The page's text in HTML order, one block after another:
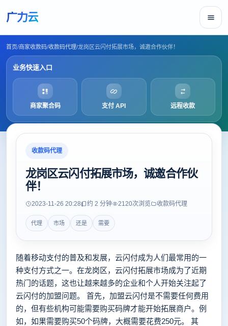
广力云
首页/商家收款码/收款码代理/龙岗区云闪付拓展市场，诚邀合作伙伴！
业务快速入口
商家聚合码 支付 API 远程收款
收款码代理
龙岗区云闪付拓展市场，诚邀合作伙
伴！
2023-11-26 20:28 约 2 分钟 2120次浏览 收款码代理
代理 市场 还是 需要
随着移动支付的普及和发展，云闪付成为人们最常用的一
种支付方式之一。在龙岗区，云闪付拓展市场成为了近期
热门的话题，这也让越来越多的企业和个人开始关注起了
云闪付的加盟问题。 首先，加盟云闪付是不需要任何费用
的，但有些机构可能需要购买码牌才能开始拓展商户。例
如，如果需要购买50个码牌，大概需要花费250元。 其